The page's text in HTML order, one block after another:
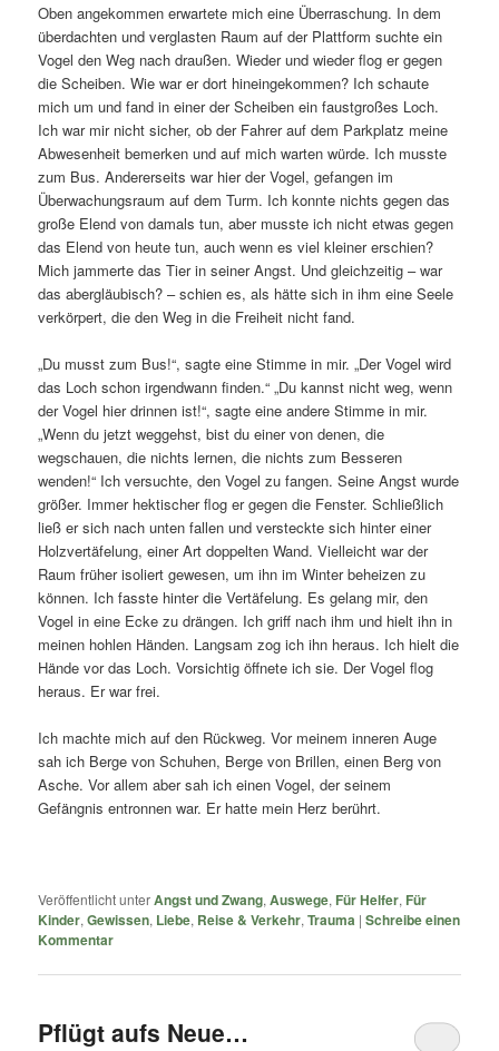
Oben angekommen erwartete mich eine Überraschung. In dem
überdachten und verglasten Raum auf der Plattform suchte ein
Vogel den Weg nach draußen. Wieder und wieder flog er gegen
die Scheiben. Wie war er dort hineingekommen? Ich schaute
mich um und fand in einer der Scheiben ein faustgroßes Loch.
Ich war mir nicht sicher, ob der Fahrer auf dem Parkplatz meine
Abwesenheit bemerken und auf mich warten würde. Ich musste
zum Bus. Andererseits war hier der Vogel, gefangen im
Überwachungsraum auf dem Turm. Ich konnte nichts gegen das
große Elend von damals tun, aber musste ich nicht etwas gegen
das Elend von heute tun, auch wenn es viel kleiner erschien?
Mich jammerte das Tier in seiner Angst. Und gleichzeitig – war
das abergläubisch? – schien es, als hätte sich in ihm eine Seele
verkörpert, die den Weg in die Freiheit nicht fand.
„Du musst zum Bus!“, sagte eine Stimme in mir. „Der Vogel wird
das Loch schon irgendwann finden.“ „Du kannst nicht weg, wenn
der Vogel hier drinnen ist!“, sagte eine andere Stimme in mir.
„Wenn du jetzt weggehst, bist du einer von denen, die
wegschauen, die nichts lernen, die nichts zum Besseren
wenden!“ Ich versuchte, den Vogel zu fangen. Seine Angst wurde
größer. Immer hektischer flog er gegen die Fenster. Schließlich
ließ er sich nach unten fallen und versteckte sich hinter einer
Holzvertäfelung, einer Art doppelten Wand. Vielleicht war der
Raum früher isoliert gewesen, um ihn im Winter beheizen zu
können. Ich fasste hinter die Vertäfelung. Es gelang mir, den
Vogel in eine Ecke zu drängen. Ich griff nach ihm und hielt ihn in
meinen hohlen Händen. Langsam zog ich ihn heraus. Ich hielt die
Hände vor das Loch. Vorsichtig öffnete ich sie. Der Vogel flog
heraus. Er war frei.
Ich machte mich auf den Rückweg. Vor meinem inneren Auge
sah ich Berge von Schuhen, Berge von Brillen, einen Berg von
Asche. Vor allem aber sah ich einen Vogel, der seinem
Gefängnis entronnen war. Er hatte mein Herz berührt.
Veröffentlicht unterAngst und Zwang,Auswege, Für Helfer, Für
Kinder,Gewissen, Liebe, Reise & Verkehr,Trauma |Schreibe einen
Kommentar
Pflügt aufs Neue…